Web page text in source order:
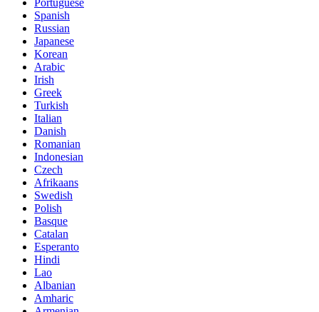
Spanish
Russian
Japanese
Korean
Arabic
Irish
Greek
Turkish
Italian
Danish
Romanian
Indonesian
Czech
Afrikaans
Swedish
Polish
Basque
Catalan
Esperanto
Hindi
Lao
Albanian
Amharic